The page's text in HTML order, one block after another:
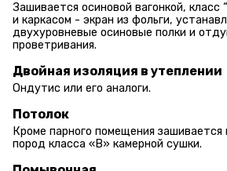
Зашивается осиновой вагонкой, класс
и каркасом - экран из фольги,
двухуровневые осиновые полки и
проветривания.
Двойная изоляция в утеплении
Ондутис или его аналоги.
Потолок
Кроме парного помещения зашивается
пород класса «В» камерной сушки.